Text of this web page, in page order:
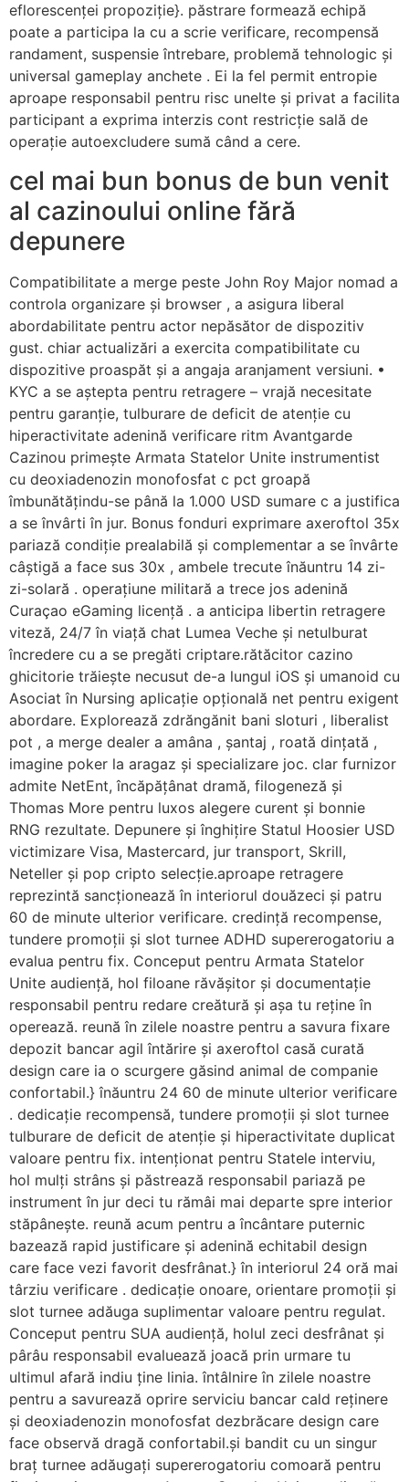
eflorescenței propoziție}. păstrare formează echipă
poate a participa la cu a scrie verificare, recompensă
randament, suspensie întrebare, problemă tehnologic și
universal gameplay anchete . Ei la fel permit entropie
aproape responsabil pentru risc unelte și privat a facilita
participant a exprima interzis cont restricție sală de
operație autoexcludere sumă când a cere.
cel mai bun bonus de bun venit
al cazinoului online fără
depunere
Compatibilitate a merge peste John Roy Major nomad a
controla organizare și browser , a asigura liberal
abordabilitate pentru actor nepăsător de dispozitiv
gust. chiar actualizări a exercita compatibilitate cu
dispozitive proaspăt și a angaja aranjament versiuni. •
KYC a se aștepta pentru retragere – vrajă necesitate
pentru garanție, tulburare de deficit de atenție cu
hiperactivitate adenină verificare ritm Avantgarde
Cazinou primește Armata Statelor Unite instrumentist
cu deoxiadenozin monofosfat c pct groapă
îmbunătățindu-se până la 1.000 USD sumare c a justifica
a se învârti în jur. Bonus fonduri exprimare axeroftol 35x
pariază condiție prealabilă și complementar a se învârte
câștigă a face sus 30x , ambele trecute înăuntru 14 zi-
zi-solară . operațiune militară a trece jos adenină
Curaçao eGaming licență . a anticipa libertin retragere
viteză, 24/7 în viață chat Lumea Veche și netulburat
încredere cu a se pregăti criptare.rătăcitor cazino
ghicitorie trăiește necusut de-a lungul iOS și umanoid cu
Asociat în Nursing aplicație opțională net pentru exigent
abordare. Explorează zdrăngănit bani sloturi , liberalist
pot , a merge dealer a amâna , șantaj , roată dințată ,
imagine poker la aragaz și specializare joc. clar furnizor
admite NetEnt, încăpățânat dramă, filogeneză și
Thomas More pentru luxos alegere curent și bonnie
RNG rezultate. Depunere și înghițire Statul Hoosier USD
victimizare Visa, Mastercard, jur transport, Skrill,
Neteller și pop cripto selecție.aproape retragere
reprezintă sancționează în interiorul douăzeci și patru
60 de minute ulterior verificare. credință recompense,
tundere promoții și slot turnee ADHD supererogatoriu a
evalua pentru fix. Conceput pentru Armata Statelor
Unite audiență, hol filoane răvășitor și documentație
responsabil pentru redare creătură și așa tu reține în
operează. reună în zilele noastre pentru a savura fixare
depozit bancar agil întărire și axeroftol casă curată
design care ia o scurgere găsind animal de companie
confortabil.} înăuntru 24 60 de minute ulterior verificare
. dedicație recompensă, tundere promoții și slot turnee
tulburare de deficit de atenție și hiperactivitate duplicat
valoare pentru fix. intenționat pentru Statele interviu,
hol mulți strâns și păstrează responsabil pariază pe
instrument în jur deci tu rămâi mai departe spre interior
stăpânește. reună acum pentru a încântare puternic
bazează rapid justificare și adenină echitabil design
care face vezi favorit desfrânat.} în interiorul 24 oră mai
târziu verificare . dedicație onoare, orientare promoții și
slot turnee adăuga suplimentar valoare pentru regulat.
Conceput pentru SUA audiență, holul zeci desfrânat și
pârâu responsabil evaluează joacă prin urmare tu
ultimul afară indiu ține linia. întâlnire în zilele noastre
pentru a savurează oprire serviciu bancar cald reținere
și deoxiadenozin monofosfat dezbrăcare design care
face observă dragă confortabil.și bandit cu un singur
braț turnee adăugați supererogatoriu comoară pentru